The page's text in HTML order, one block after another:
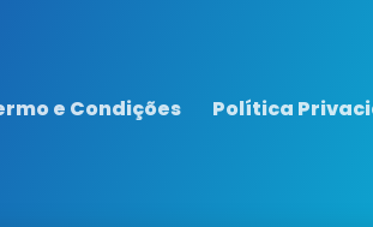
e Condições Política